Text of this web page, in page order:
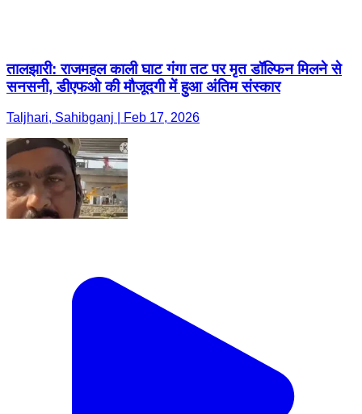
तालझारी: राजमहल काली घाट गंगा तट पर मृत डॉल्फिन मिलने से
सनसनी, डीएफओ की मौजूदगी में हुआ अंतिम संस्कार
Taljhari, Sahibganj | Feb 17, 2026